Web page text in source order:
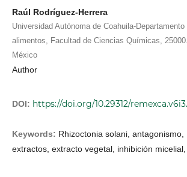
Raúl Rodríguez-Herrera
Universidad Autónoma de Coahuila-
alimentos, Facultad de Ciencias Químicas,
México
Author
DOI: https://doi.org/10.29312/
Keywords: Rhizoctonia solani, antagonismo,
extractos, extracto vegetal, inhibición